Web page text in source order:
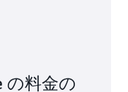
、それらのタグ
の料金の